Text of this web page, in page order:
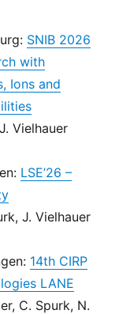
SNIB 2026
with
Ions and
Vielhauer
LSE’26 –
J. Vielhauer
14th CIRP
LANE
C. Spurk, N.